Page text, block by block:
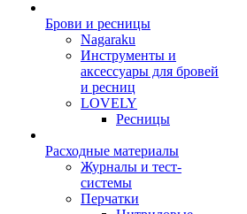
Брови и ресницы
Nagaraku
Инструменты и
аксессуары для бровей
и ресниц
LOVELY
Ресницы
Расходные материалы
Журналы и тест-
системы
Перчатки